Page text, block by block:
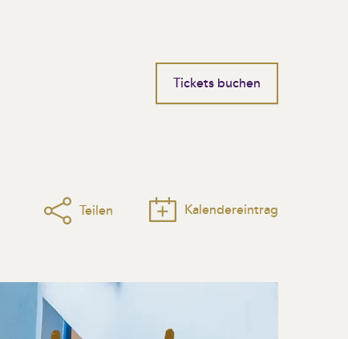
Tickets buchen
Teilen Kalendereintrag